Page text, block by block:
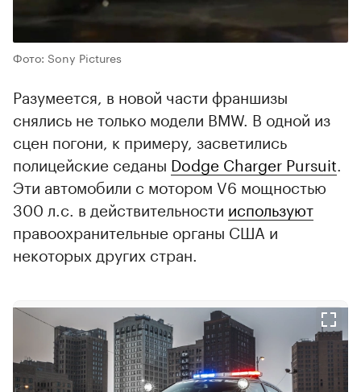
Фото: Sony Pictures
Разумеется, в новой части франшизы
снялись не только модели BMW. В одной из
сцен погони, к примеру, засветились
полицейские седаны Dodge Charger Pursuit.
Эти автомобили с мотором V6 мощностью
300 л.с. в действительности используют
правоохранительные органы США и
некоторых других стран.